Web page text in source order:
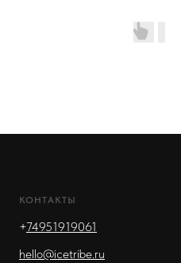
КОНТАКТЫ
+74951919061
hello@icetribe.ru